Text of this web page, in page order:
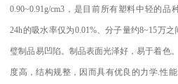
0.90~0.91g/cm3 ，是目前所有塑料中轻的品
24h的吸水率仅为0.01%、分子量约8~15万之
璧制品易凹陷。制品表面光泽好，易于着色。
度高，结构规整，因而具有优良的力学. 性